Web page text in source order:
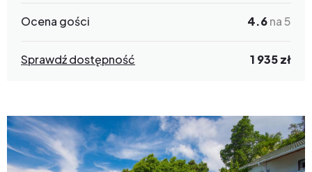
Ocena gości 4.6na 5
Sprawdź dostępność 1 935 zł